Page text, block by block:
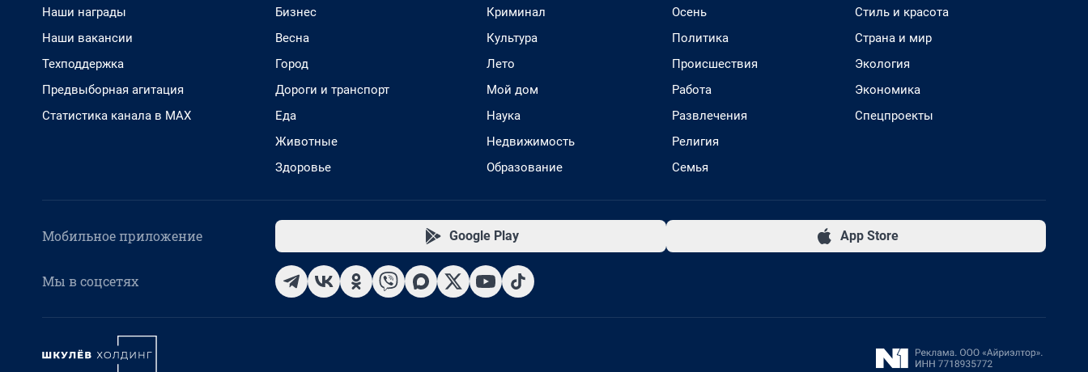
Наши награды
Наши вакансии
Техподдержка
Предвыборная агитация
Статистика канала в MAX
Бизнес
Весна
Город
Дороги и транспорт
Еда
Животные
Здоровье
Криминал
Культура
Лето
Мой дом
Наука
Недвижимость
Образование
Осень
Политика
Происшествия
Работа
Развлечения
Религия
Семья
Стиль и красота
Страна и мир
Экология
Экономика
Спецпроекты
Мобильное приложение Google Play App Store
Мы в соцсетях